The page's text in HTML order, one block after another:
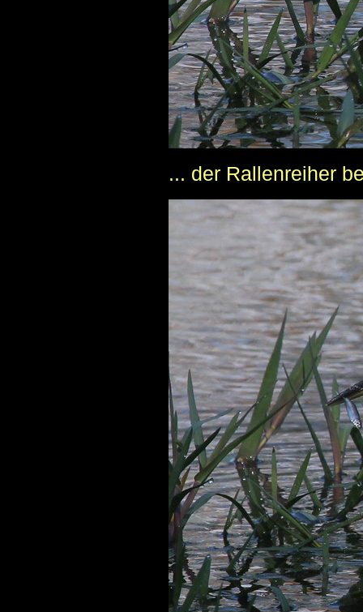
... der Rallenreiher